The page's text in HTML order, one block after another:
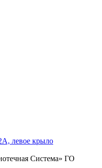
левое крыло
Система» ГО